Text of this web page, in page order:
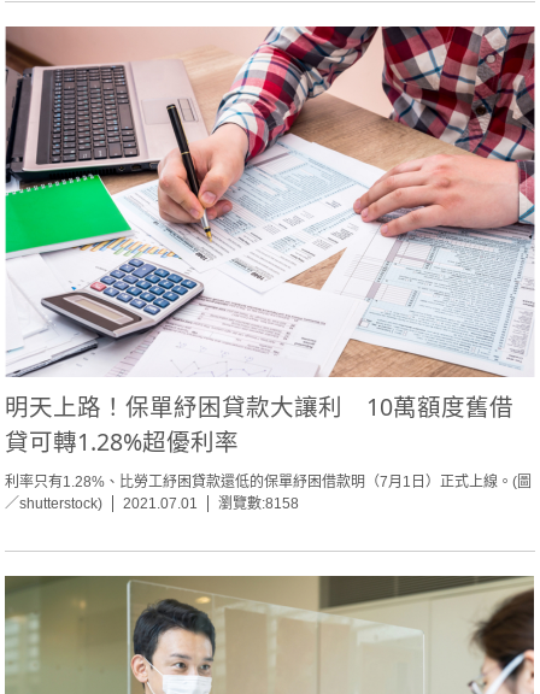
明天上路！保單紓困貸款大讓利 10萬額度舊借
貸可轉1.28%超優利率
利率只有1.28%、比勞工紓困貸款還低的保單紓困借款明（7月1日）正式上線。(圖
／shutterstock)
2021.07.01 瀏覽數:8158